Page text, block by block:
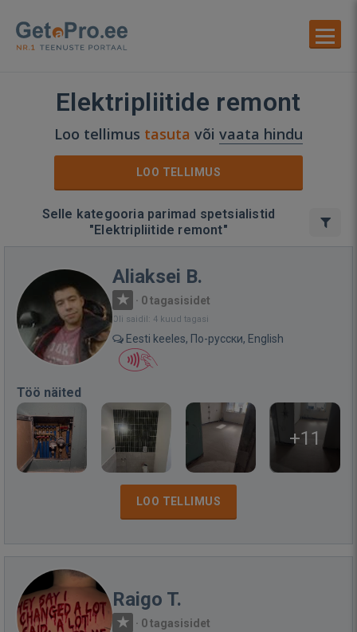
Elektripliitide remont
Loo tellimus tasuta või vaata hindu
LOO TELLIMUS
Selle kategooria parimad spetsialistid
"Elektripliitide remont"
Aliaksei B.
· 0 tagasisidet
Oli saidil: 4 kuud tagasi
Eesti keeles, По-русски, English
Töö näited
+11
LOO TELLIMUS
Raigo T.
· 0 tagasisidet